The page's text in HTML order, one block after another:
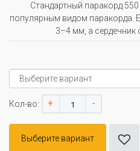
Стандартный паракорд
популярным видом паракорда.
3–4 мм, а сердечник
Кол-во: + -
Выберите вариант